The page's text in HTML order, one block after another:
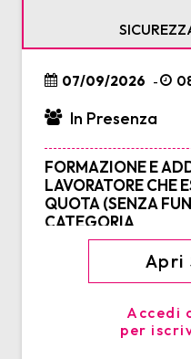
07/09/2026 -
In Presenza
FORMAZIONE E
LAVORATORE CHE
QUOTA (SENZA
CATEGORIA
Apri
Accedi
per